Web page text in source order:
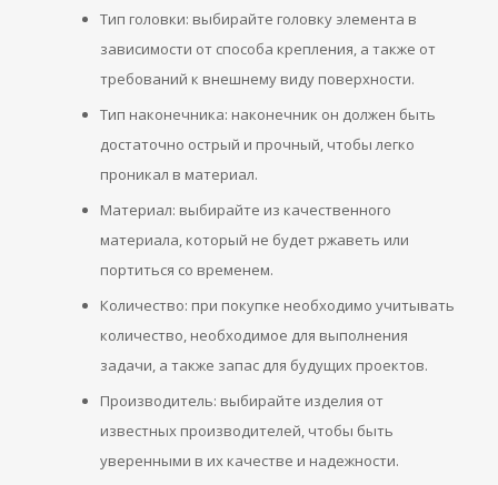
Тип головки: выбирайте головку элемента в
зависимости от способа крепления, а также от
требований к внешнему виду поверхности.
Тип наконечника: наконечник он должен быть
достаточно острый и прочный, чтобы легко
проникал в материал.
Материал: выбирайте из качественного
материала, который не будет ржаветь или
портиться со временем.
Количество: при покупке необходимо учитывать
количество, необходимое для выполнения
задачи, а также запас для будущих проектов.
Производитель: выбирайте изделия от
известных производителей, чтобы быть
уверенными в их качестве и надежности.